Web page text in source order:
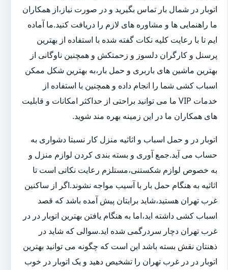
اتوبار در شمال بار تماس بگیرید و در صورت نیاز،از همکاران
ما راهنمایی ها و مشاوره های لازم را دریافت کنید.ما آماده
ایم تا با رعایت کلیه نکات گفته شده با استفاده از بهترین
پرسنل و کارگران دلسوز و زحمتکش و همچنین ناوگانی از
بهترین ماشین های باربری و حمل بار،به بهترین شکل ممکن
اسباب کشی شما را انجام داده و همچنین با استفاده از
خدمات VIP ما می توانید براحتی از حداکثر امکانات و قابلیت
های همکاران ما در این زمینه بهره مند شوید.
اتوبار در و حمل اسباب و اثاثیه منزل کار نسبتا دشواری به
حساب می آید.جمع آوری و بسته بندی کردن لوازم منزل و
به خصوص لوازم شکستنی،مستلزم رعایت نکاتی است تا
اثاثیه به هنگام حمل بار با آسیب مواجه نشوند.اگر از ساکنین
غرب تهران هستید،شاید برایتان پیش آمده باشد که قصد
اسباب کشی داشته اید،اما به هنگام یافتن بهترین اتوبار در در
غرب تهران دچار سردرگمی شده اید.سوالی که شاید در
ذهنتان نقش بسته باشد این است که چگونه می توانید بهترین
اتوبار در در غرب تهران را تشخیص دهید و یک اتوبار در خوب